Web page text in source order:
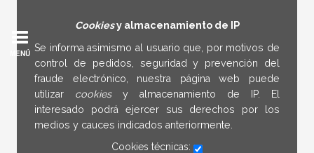
Cookiesy almacenamiento de IP
Se informa asimismo al usuario que, por motivos de
control de pedidos, seguridad y prevención del
fraude electrónico, nuestra página web puede
utilizar cookies y almacenamiento de IP. El
interesado podrá ejercer sus derechos por los
medios y cauces indicados anteriormente.
Cookies técnicas:
MENÚ